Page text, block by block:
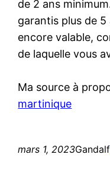
de 2 ans
garantis plus de
encore valable,
de laquelle vous
Ma source à
martinique
mars 1, 2023Gandalf